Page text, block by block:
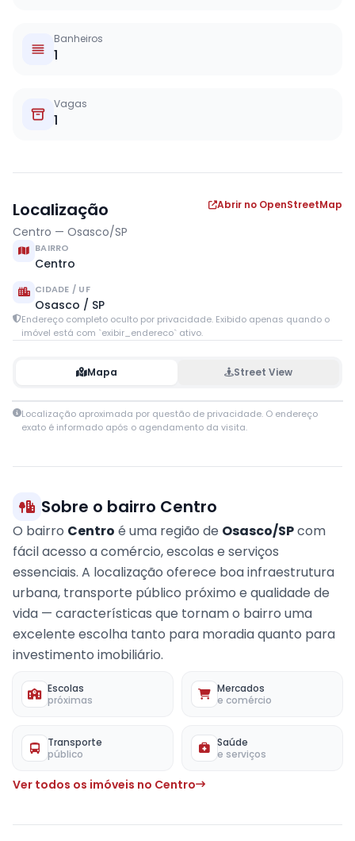
Banheiros
1
Vagas
1
Localização
Centro — Osasco/SP
Abrir no OpenStreetMap
BAIRRO
Centro
CIDADE / UF
Osasco / SP
Endereço completo oculto por privacidade. Exibido apenas quando o
imóvel está com `exibir_endereco` ativo.
Mapa Street View
+
Localização aproximada por questão de privacidade. O endereço
exato é informado após o agendamento da visita.
Sobre o bairro Centro
O bairro Centro é uma região de Osasco/SPcom
fácil acesso a comércio, escolas e serviços
essenciais. A localização oferece boa infraestrutura
urbana, transporte público próximo e qualidade de
vida — características que tornam o bairro uma
excelente escolha tanto para moradia quanto para
investimento imobiliário.
Escolas
próximas
Mercados
e comércio
Transporte
público
Saúde
e serviços
Ver todos os imóveis no Centro